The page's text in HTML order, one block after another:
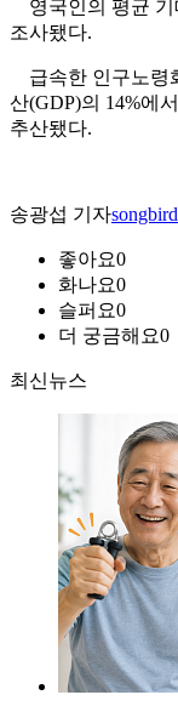
영국인의 평균 기
조사됐다.
급속한 인구노령
산(GDP)의 14%에
추산됐다.
송광섭 기자
좋아요0
화나요0
슬퍼요0
더 궁금해요0
최신뉴스